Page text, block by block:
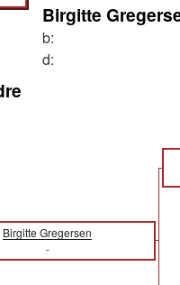
Birgitte
b:
d:
Birgitte Gregersen
-